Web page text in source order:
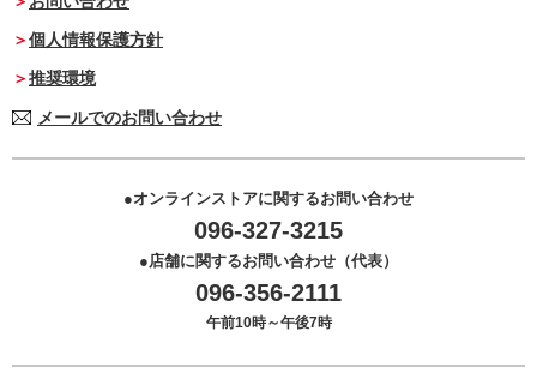
個人情報保護方針
推奨環境
メールでのお問い合わせ
オンラインストアに関するお問い合わせ
096-327-3215
店舗に関するお問い合わせ（代表）
096-356-2111
午前10時～午後7時